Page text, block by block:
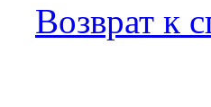
Возврат к